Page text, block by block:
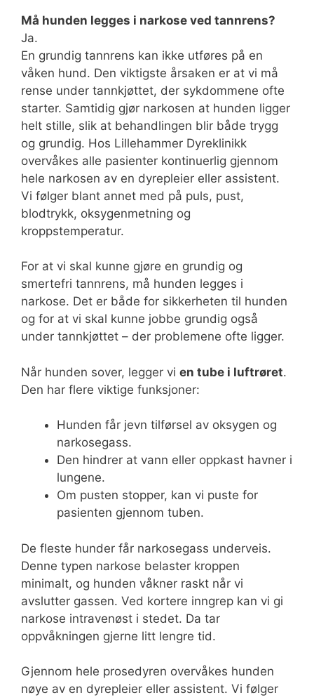
Må hunden legges i narkose ved tannrens?
Ja.
En grundig tannrens kan ikke utføres på en
våken hund. Den viktigste årsaken er at vi må
rense under tannkjøttet, der sykdommene ofte
starter. Samtidig gjør narkosen at hunden ligger
helt stille, slik at behandlingen blir både trygg
og grundig. Hos Lillehammer Dyreklinikk
overvåkes alle pasienter kontinuerlig gjennom
hele narkosen av en dyrepleier eller assistent.
Vi følger blant annet med på puls, pust,
blodtrykk, oksygenmetning og
kroppstemperatur.
For at vi skal kunne gjøre en grundig og
smertefri tannrens, må hunden legges i
narkose. Det er både for sikkerheten til hunden
og for at vi skal kunne jobbe grundig også
under tannkjøttet – der problemene ofte ligger.
Når hunden sover, legger vi en tube i luftrøret.
Den har flere viktige funksjoner:
Hunden får jevn tilførsel av oksygen og
narkosegass.
Den hindrer at vann eller oppkast havner i
lungene.
Om pusten stopper, kan vi puste for
pasienten gjennom tuben.
De fleste hunder får narkosegass underveis.
Denne typen narkose belaster kroppen
minimalt, og hunden våkner raskt når vi
avslutter gassen. Ved kortere inngrep kan vi gi
narkose intravenøst i stedet. Da tar
oppvåkningen gjerne litt lengre tid.
Gjennom hele prosedyren overvåkes hunden
nøye av en dyrepleier eller assistent. Vi følger